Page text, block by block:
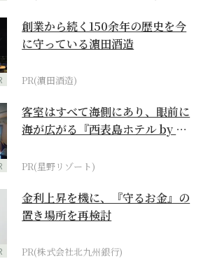
創業から続く150余年の歴史を今
に守っている濵田酒造
PR(濵田酒造)
客室はすべて海側にあり、眼前に
海が広がる『西表島ホテル by 星
PR(星野リゾート)
金利上昇を機に、『守るお金』の
置き場所を再検討
PR(株式会社北九州銀行)